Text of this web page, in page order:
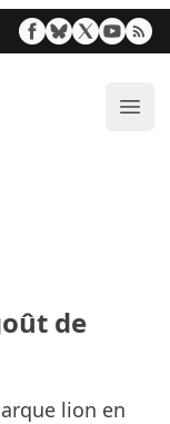
de
lion en